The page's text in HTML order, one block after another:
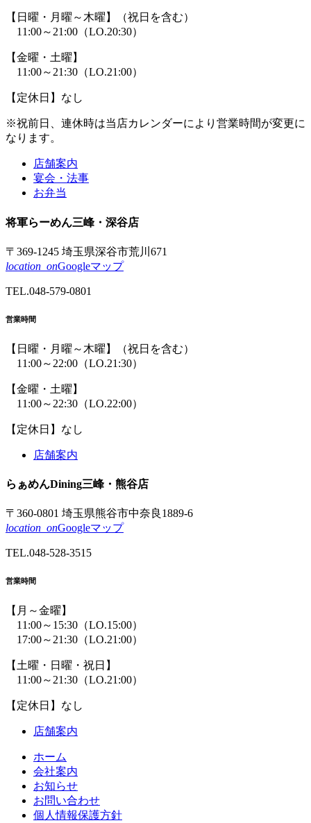
る
【日曜・月曜～木曜】
（祝日を含む）
11:00～21:00 （LO.20:30）
【金曜・土曜】
11:00～21:30 （LO.21:00）
【定休日】なし
※祝前日、連休時は当店カレンダーにより 営業時間が変更に
なります。
店舗案内
宴会・法事
お弁当
将軍らーめん三峰・深谷店
〒369-1245 埼玉県深谷市荒川671
location_onGoogleマップ
TEL.048-579-0801
営業時間
【日曜・月曜～木曜】
（祝日を含む）
11:00～22:00 （LO.21:30）
【金曜・土曜】
11:00～22:30 （LO.22:00）
【定休日】なし
店舗案内
らぁめんDining三峰・熊谷店
〒360-0801 埼玉県熊谷市中奈良1889-6
location_onGoogleマップ
TEL.048-528-3515
営業時間
【月～金曜】
11:00～15:30 （LO.15:00）
17:00～21:30 （LO.21:00）
【土曜・日曜・祝日】
11:00～21:30 （LO.21:00）
【定休日】なし
店舗案内
ホーム
会社案内
お知らせ
お問い合わせ
個人情報保護方針